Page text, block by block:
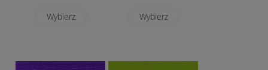
Wybierz Wybierz